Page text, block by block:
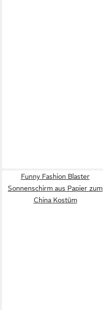
Funny Fashion Blaster
Sonnenschirm aus Papier zum
China Kostüm